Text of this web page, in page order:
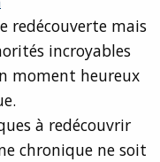
redécouverte mais
incroyables
moment heureux
à redécouvrir
chronique ne soit